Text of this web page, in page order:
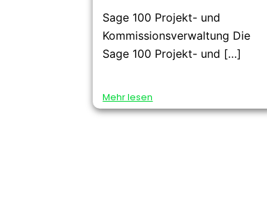
Sage 100 Projekt- und
Kommissionsverwaltung Die
Sage 100 Projekt- und […]
Mehr lesen